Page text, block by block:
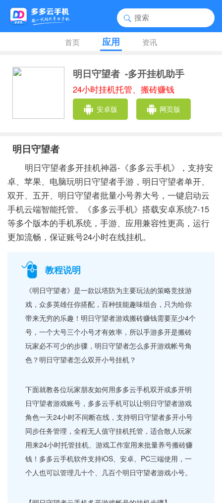
首页 应用 资讯
明日守望者 -多开挂机助手
24小时挂机托管、搬砖赚钱
安卓版 网页版
明日守望者
明日守望者多开挂机神器-《多多云手机》，支持安
卓、苹果、电脑玩明日守望者手游，明日守望者单开、
双开、五开、明日守望者批量小号养大号，一键启动云
手机云端智能托管。《多多云手机》搭载安卓系统7-15
等多个版本的手机系统，手游、应用兼容性更高，运行
更加流畅，保证账号24小时在线挂机。
教程说明
《明日守望者》是一款以塔防为主要玩法的策略竞技游
戏，众多英雄任你搭配，百种技能趣味组合，只为给你
带来无穷的乐趣！明日守望者游戏搬砖赚钱需要至少4个
号，一个大号三个小号才有效率，所以手游多开是搬砖
玩家必不可少的步骤，明日守望者怎么多开游戏帐号角
色？明日守望者怎么双开小号挂机？
下面就教各位玩家朋友如何用多多云手机双开或多开明
日守望者游戏账号，多多云手机可以让明日守望者游戏
角色一天24小时不间断在线，支持明日守望者多开小号
同步任务管理，全程无人值守挂机托管，适合散人玩家
用来24小时托管挂机、游戏工作室用来批量养号搬砖赚
钱！多多云手机软件支持iOS、安卓、PC三端使用，一
个人也可以管理几十个、几百个明日守望者游戏小号。